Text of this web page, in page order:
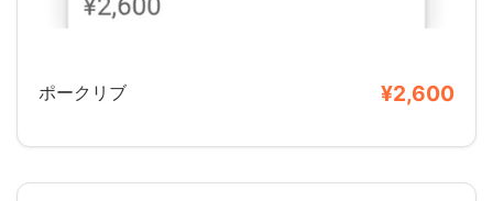
ポークリブ ¥2,600